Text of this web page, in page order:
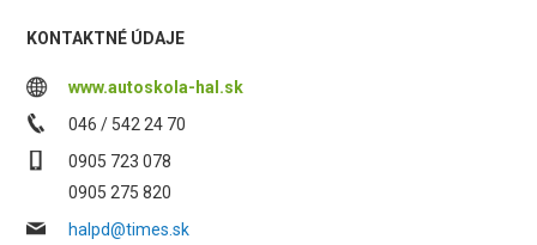
KONTAKTNÉ ÚDAJE
www.autoskola-hal.sk
046 / 542 24 70
0905 723 078
0905 275 820
halpd@times.sk